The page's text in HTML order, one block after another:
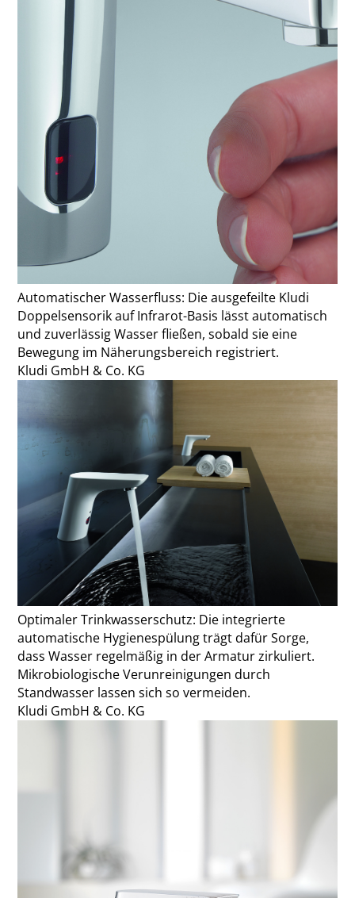
Automatischer Wasserfluss: Die ausgefeilte Kludi
Doppelsensorik auf Infrarot-Basis lässt automatisch
und zuverlässig Wasser fließen, sobald sie eine
Bewegung im Näherungsbereich registriert.
Kludi GmbH & Co. KG
Optimaler Trinkwasserschutz: Die integrierte
automatische Hygienespülung trägt dafür Sorge,
dass Wasser regelmäßig in der Armatur zirkuliert.
Mikrobiologische Verunreinigungen durch
Standwasser lassen sich so vermeiden.
Kludi GmbH & Co. KG